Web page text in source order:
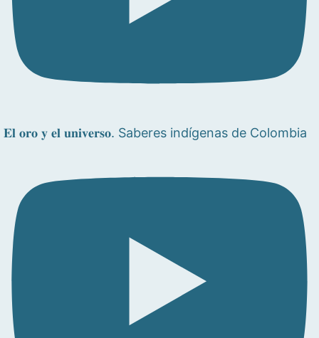
𝐄𝐥 𝐨𝐫𝐨 𝐲 𝐞𝐥 𝐮𝐧𝐢𝐯𝐞𝐫𝐬𝐨. Saberes indígenas de Colombia